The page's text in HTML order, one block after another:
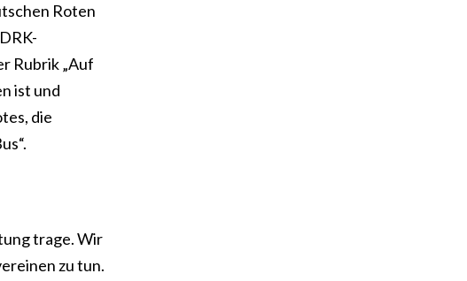
Roten
Rubrik „Auf
ist und
die
trage. Wir
zu tun.